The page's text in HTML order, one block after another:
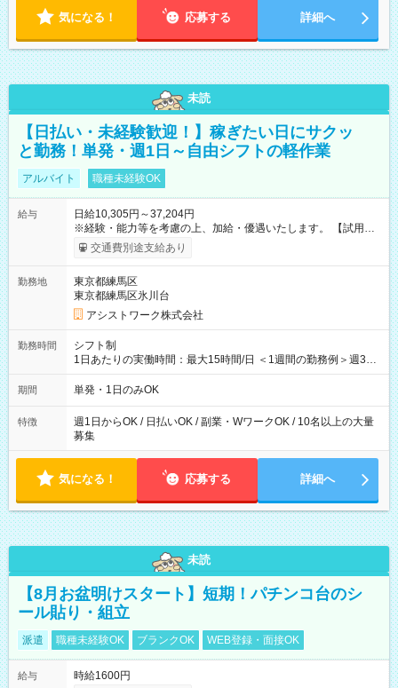
気になる！ 応募する 詳細へ
未読
【日払い・未経験歓迎！】稼ぎたい日にサクッ
と勤務！単発・週1日～自由シフトの軽作業
アルバイト 職種未経験OK
給与
日給10,305円～37,204円
※経験・能力等を考慮の上、加給・優遇いたします。 【試用期
間】試用期間なし
交通費別途支給あり
勤務地
東京都練馬区
東京都練馬区氷川台
アシストワーク株式会社
勤務時間
シフト制
1日あたりの実働時間：最大15時間/日 ＜1週間の勤務例＞週3回
勤務 勤務：月・水・金 休み：火・木・土・日 好きな時にお仕事
可能です！ ※1日あたりの最大実働時間は日勤、夜勤共に勤務し
期間 単発・1日のみOK
特徴
週1日からOK / 日払いOK / 副業・WワークOK / 10名以上の大量
募集
気になる！ 応募する 詳細へ
未読
【8月お盆明けスタート】短期！パチンコ台のシ
ール貼り・組立
派遣 職種未経験OK ブランクOK WEB登録・面接OK
給与
時給1600円